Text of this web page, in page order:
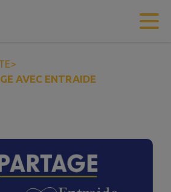
>
AVEC ENTRAIDE